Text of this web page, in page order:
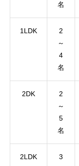
名
1LDK
2
～
4
名
2DK
2
～
5
名
2LDK
3